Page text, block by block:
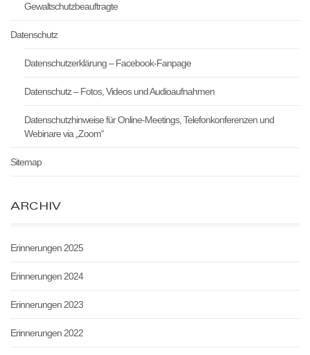
Gewaltschutzbeauftragte
Datenschutz
Datenschutzerklärung – Facebook-Fanpage
Datenschutz – Fotos, Videos und Audioaufnahmen
Datenschutzhinweise für Online-Meetings, Telefonkonferenzen und
Webinare via „Zoom“
Sitemap
ARCHIV
Erinnerungen 2025
Erinnerungen 2024
Erinnerungen 2023
Erinnerungen 2022